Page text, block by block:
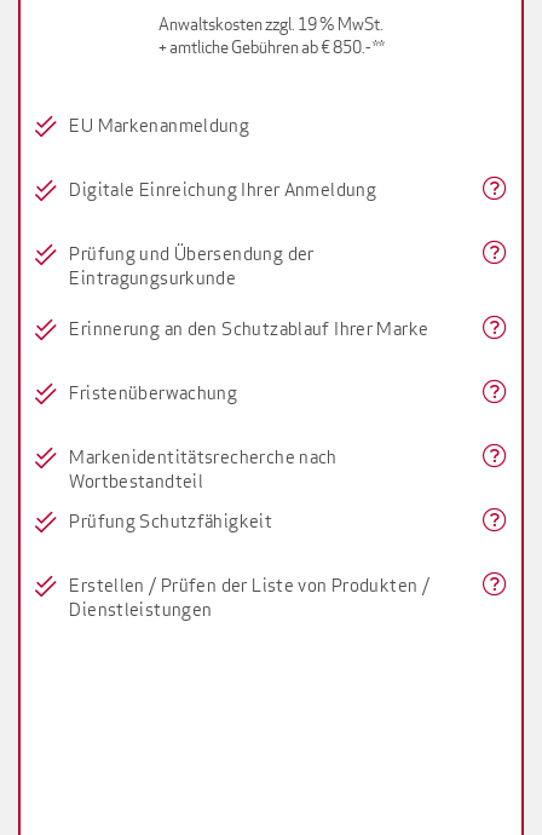
Anwaltskosten zzgl. 19 % MwSt.
+ amtliche Gebühren ab € 850.- **
EU Markenanmeldung
Digitale Einreichung Ihrer Anmeldung
Prüfung und Übersendung der
Eintragungsurkunde
Erinnerung an den Schutzablauf Ihrer Marke
Fristenüberwachung
Markenidentitätsrecherche nach
Wortbestandteil
Prüfung Schutzfähigkeit
Erstellen / Prüfen der Liste von Produkten /
Dienstleistungen